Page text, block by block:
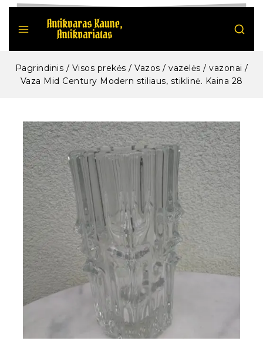
Pagrindinis / Visos prekės / Vazos / vazelės / vazonai /
Vaza Mid Century Modern stiliaus, stiklinė. Kaina 28